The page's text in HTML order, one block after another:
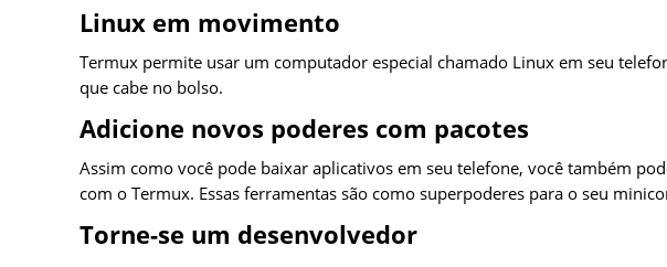
Linux em movimento
Termux permite usar um computador especial chamado Linux em seu
que cabe no bolso.
Adicione novos poderes com pacotes
Assim como você pode baixar aplicativos em seu telefone, você também
com o Termux. Essas ferramentas são como superpoderes para o seu
Torne-se um desenvolvedor